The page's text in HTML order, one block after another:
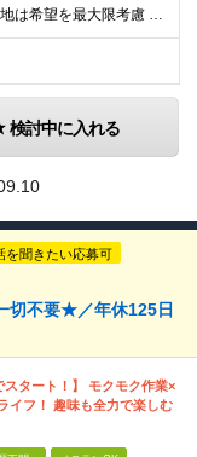
★U・Iターン歓迎 ★勤務地は希望を最大限考慮 ★自宅の近くで働きたい方にもピッタリ！ 全国44都道府県（栃木県・福井県・鹿児島県を除く）の家電量販店内の「PCコーナー」にて勤務いただきます。 ※
検討中に入れる
を聞きたい応募可
切不要★／年休125日
スタート！】 モクモク作業×
イフ！ 趣味も全力で楽しむ